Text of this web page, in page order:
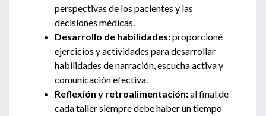
perspectivas de los pacientes y las
decisiones médicas.
Desarrollo de habilidades:proporcioné
ejercicios y actividades para desarrollar
habilidades de narración, escucha activa y
comunicación efectiva.
Reflexión y retroalimentación:al final de
cada taller siempre debe haber un tiempo